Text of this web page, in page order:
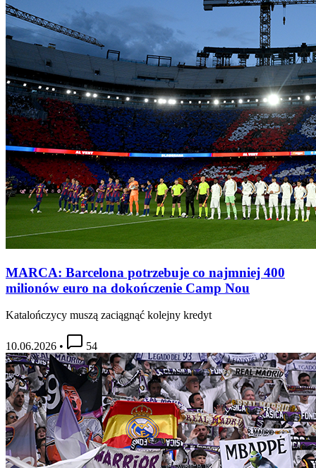
MARCA: Barcelona potrzebuje co najmniej 400
milionów euro na dokończenie Camp Nou
Katalończycy muszą zaciągnąć kolejny kredyt
10.06.2026 • 54